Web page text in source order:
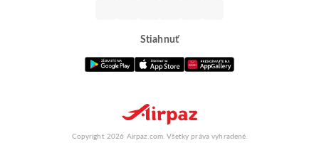
Stiahnuť
Copyright 2026 Airpaz.com. Všetky práva vyhradené.